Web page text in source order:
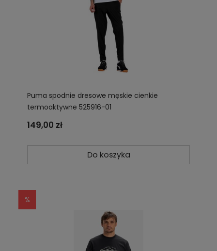
Puma spodnie dresowe męskie cienkie
termoaktywne 525916-01
149,00 zł
Do koszyka